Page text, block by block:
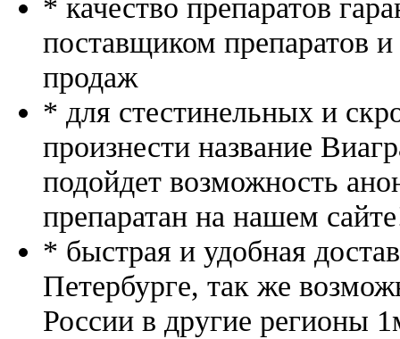
* качество препаратов
поставщиком препаратов
продаж
* для стестинельных и
произнести название
подойдет возможность
препаратан на нашем
* быстрая и удобная
Петербурге, так же
России в другие регионы